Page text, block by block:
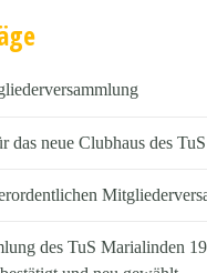
das neue Clubhaus des TuS
des TuS Marialinden